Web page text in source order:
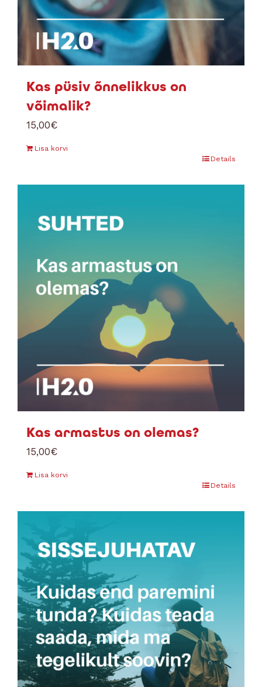
Kas püsiv õnnelikkus on
võimalik?
15,00€
Lisa korvi
Details
Kas armastus on olemas?
15,00€
Lisa korvi
Details